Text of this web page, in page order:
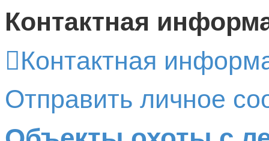
Контактная
Контактная
Отправить личное